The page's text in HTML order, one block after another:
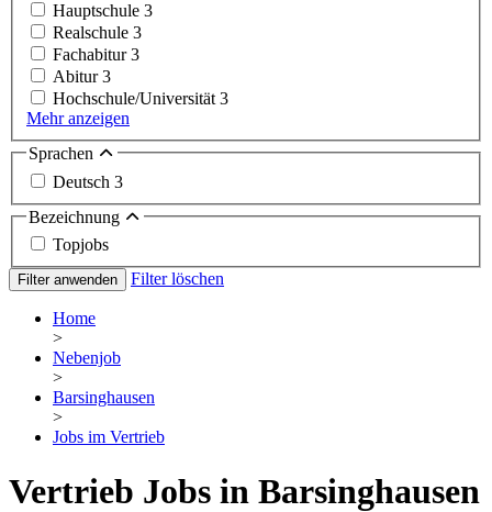
Hauptschule 3
Realschule 3
Fachabitur3
Abitur3
Hochschule/Universität 3
Mehr anzeigen
Sprachen
Deutsch 3
Bezeichnung
Topjobs
Filter anwenden Filter löschen
Home
>
Nebenjob
>
Barsinghausen
>
Jobs im Vertrieb
Vertrieb Jobs in Barsinghausen